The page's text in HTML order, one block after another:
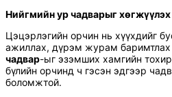
Нийгмийн ур чадварыг хөгжүүлэх
Цэцэрлэгийн орчин нь хүүхдийг
ажиллах, дүрэм журам баримтлах
чадвар-ыг эзэмших хамгийн
бүлийн орчинд ч гэсэн эдгээр
боломжтой.